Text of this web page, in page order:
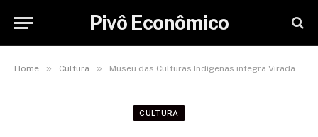
Pivô Econômico
Home » Cultura » Museu das Culturas Indígenas integra Virada Cultural de São Paulo com atividades voltadas às artes, brincadeiras e espiritualidades dos povos originários
CULTURA